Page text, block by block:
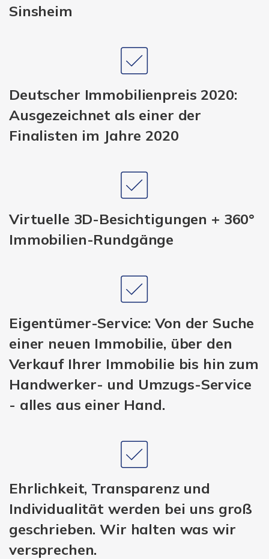
Sinsheim
Deutscher Immobilienpreis 2020:
Ausgezeichnet als einer der
Finalisten im Jahre 2020
Virtuelle 3D-Besichtigungen + 360°
Immobilien-Rundgänge
Eigentümer-Service: Von der Suche
einer neuen Immobilie, über den
Verkauf Ihrer Immobilie bis hin zum
Handwerker- und Umzugs-Service
- alles aus einer Hand.
Ehrlichkeit, Transparenz und
Individualität werden bei uns groß
geschrieben. Wir halten was wir
versprechen.